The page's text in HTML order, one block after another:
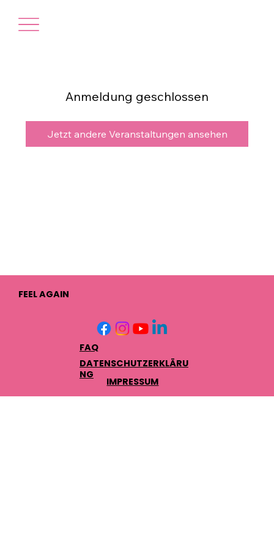
Anmeldung geschlossen
Jetzt andere Veranstaltungen ansehen
FEEL AGAIN
FAQ
DATENSCHUTZERKLÄRU
NG
IMPRESSUM